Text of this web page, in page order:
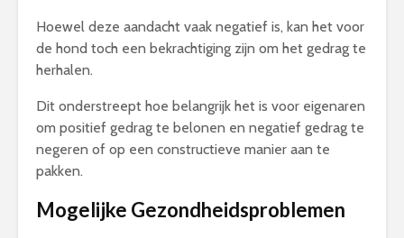
Hoewel deze aandacht vaak negatief is, kan het voor
de hond toch een bekrachtiging zijn om het gedrag te
herhalen.
Dit onderstreept hoe belangrijk het is voor eigenaren
om positief gedrag te belonen en negatief gedrag te
negeren of op een constructieve manier aan te
pakken.
Mogelijke Gezondheidsproblemen